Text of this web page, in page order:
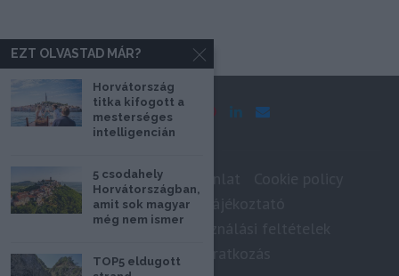
Impresszum Médiaajánlat
Adatkezelési tájékoztató
Szerzői jogok, felhasználási feltételek
Hírlevél feliratkozás
EZT OLVASTAD MÁR?
Horvátország
titka kifogott a
mesterséges
intelligencián
5 csodahely
Horvátországban,
amit sok magyar
még nem ismer
TOP5 eldugott